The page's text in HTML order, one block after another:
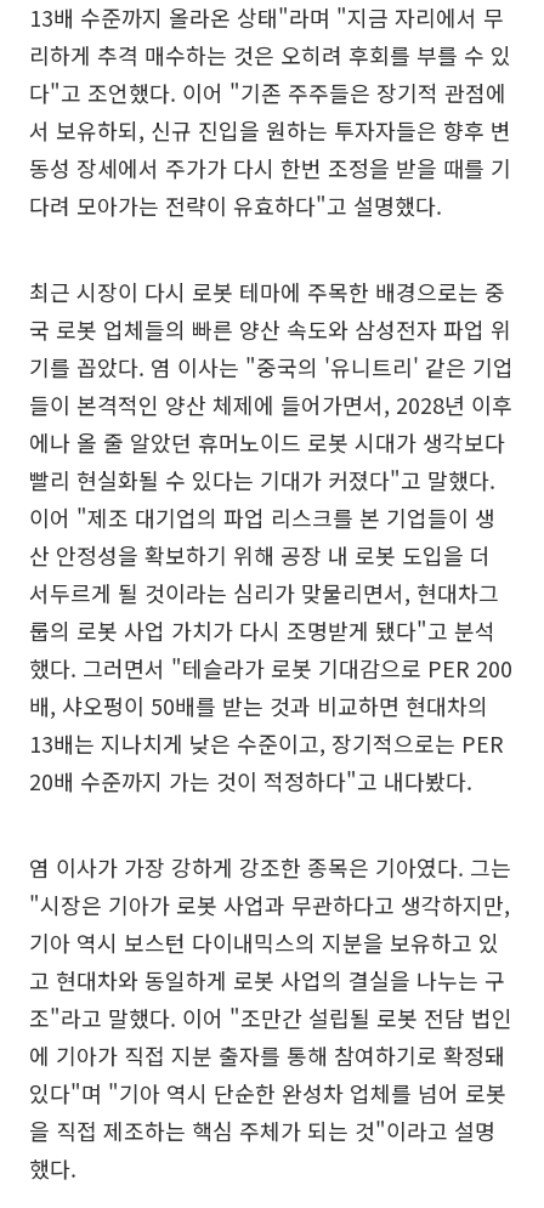
13배 수준까지 올라온 상태"라며 "지금 자리에서 무
리하게 추격 매수하는 것은 오히려 후회를 부를 수 있
다"고 조언했다. 이어 "기존 주주들은 장기적 관점에
서 보유하되, 신규 진입을 원하는 투자자들은 향후 변
동성 장세에서 주가가 다시 한번 조정을 받을 때를 기
다려 모아가는 전략이 유효하다"고 설명했다.
최근 시장이 다시 로봇 테마에 주목한 배경으로는 중
국 로봇 업체들의 빠른 양산 속도와 삼성전자 파업 위
기를 꼽았다. 염 이사는 "중국의 '유니트리' 같은 기업
들이 본격적인 양산 체제에 들어가면서, 2028년 이후
에나 올 줄 알았던 휴머노이드 로봇 시대가 생각보다
빨리 현실화될 수 있다는 기대가 커졌다"고 말했다.
이어 "제조 대기업의 파업 리스크를 본 기업들이 생
산 안정성을 확보하기 위해 공장 내 로봇 도입을 더
서두르게 될 것이라는 심리가 맞물리면서, 현대차그
룹의 로봇 사업 가치가 다시 조명받게 됐다"고 분석
했다. 그러면서 "테슬라가 로봇 기대감으로 PER 200
배, 샤오펑이 50배를 받는 것과 비교하면 현대차의
13배는 지나치게 낮은 수준이고, 장기적으로는 PER
20배 수준까지 가는 것이 적정하다"고 내다봤다.
염 이사가 가장 강하게 강조한 종목은 기아였다. 그는
"시장은 기아가 로봇 사업과 무관하다고 생각하지만,
기아 역시 보스턴 다이내믹스의 지분을 보유하고 있
고 현대차와 동일하게 로봇 사업의 결실을 나누는 구
조"라고 말했다. 이어 "조만간 설립될 로봇 전담 법인
에 기아가 직접 지분 출자를 통해 참여하기로 확정돼
있다"며 "기아 역시 단순한 완성차 업체를 넘어 로봇
을 직접 제조하는 핵심 주체가 되는 것"이라고 설명
했다.